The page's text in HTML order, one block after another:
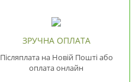
ЗРУЧНА ОПЛАТА
Післяплата на Новій Пошті або
оплата онлайн